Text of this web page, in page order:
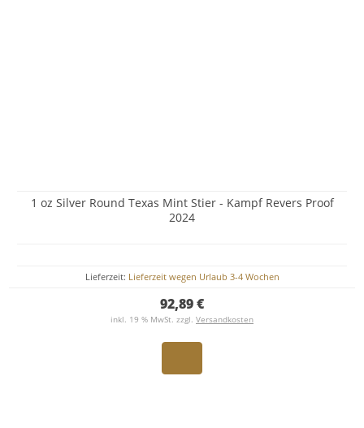
1 oz Silver Round Texas Mint Stier - Kampf Revers Proof
2024
Lieferzeit: Lieferzeit wegen Urlaub 3-4 Wochen
92,89 €
inkl. 19 % MwSt. zzgl. Versandkosten